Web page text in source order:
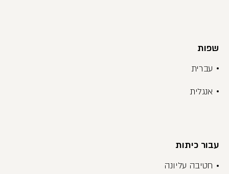
שפות
עברית
אנגלית
עבור כיתות
חטיבה עליונה